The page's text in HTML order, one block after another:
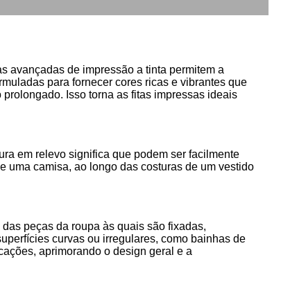
avançadas de impressão a tinta permitem a
para fornecer cores ricas e vibrantes que
Isso torna as fitas impressas ideais
em relevo significa que podem ser facilmente
uma camisa, ao longo das costuras de um vestido
peças da roupa às quais são fixadas,
curvas ou irregulares, como bainhas de
aprimorando o design geral e a